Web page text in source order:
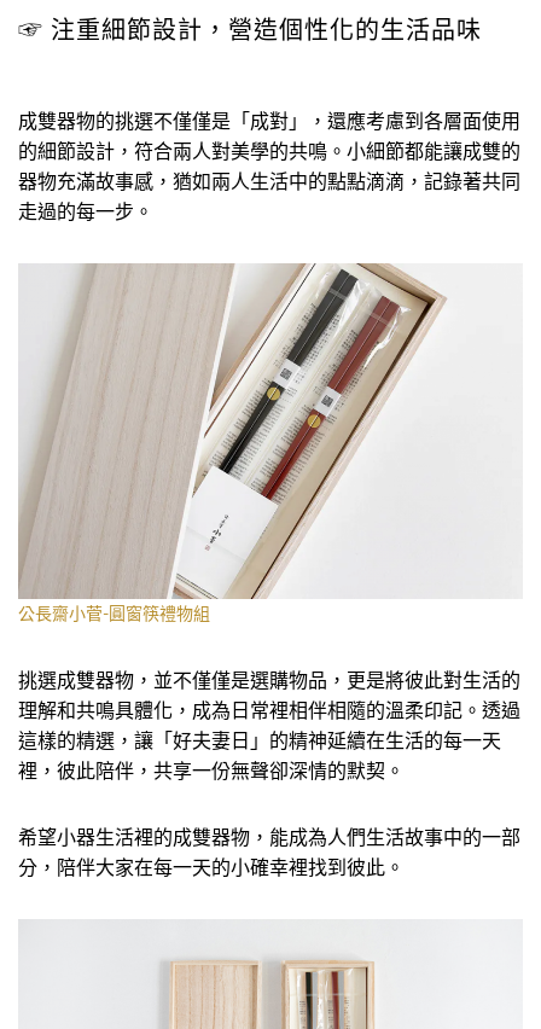
☞ 注重細節設計，營造個性化的生活品味
成雙器物的挑選不僅僅是「成對」，還應考慮到各層面使用
的細節設計，符合兩人對美學的共鳴。小細節都能讓成雙的
器物充滿故事感，猶如兩人生活中的點點滴滴，記錄著共同
走過的每一步。
公長齋小菅-圓窗筷禮物組
挑選成雙器物，並不僅僅是選購物品，更是將彼此對生活的
理解和共鳴具體化，成為日常裡相伴相隨的溫柔印記。透過
這樣的精選，讓「好夫妻日」的精神延續在生活的每一天
裡，彼此陪伴，共享一份無聲卻深情的默契。
希望小器生活裡的成雙器物，能成為人們生活故事中的一部
分，陪伴大家在每一天的小確幸裡找到彼此。